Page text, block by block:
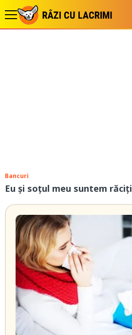
Bancuri
Eu și soțul meu suntem răciți